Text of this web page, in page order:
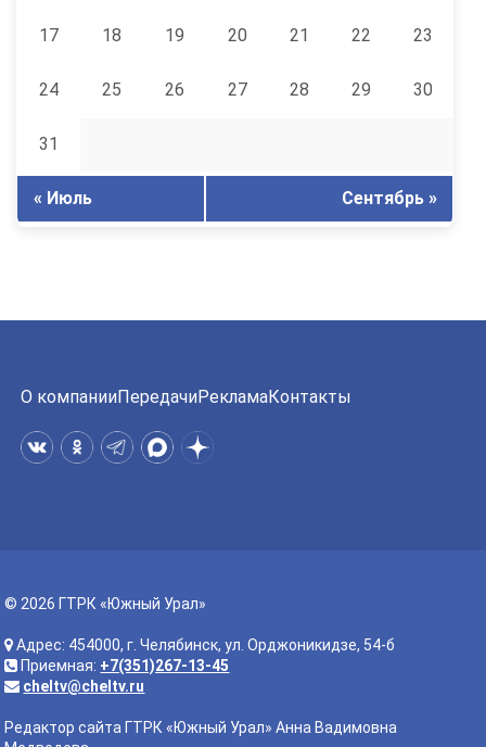
17 18 19 20 21 22 23
24 25 26 27 28 29 30
31
« Июль Сентябрь »
О компанииПередачиРекламаКонтакты
© 2026 ГТРК «Южный Урал»
Адрес: 454000, г. Челябинск, ул. Орджоникидзе, 54-б
Приемная: +7(351)267-13-45
cheltv@cheltv.ru
Редактор сайта ГТРК «Южный Урал» Анна Вадимовна